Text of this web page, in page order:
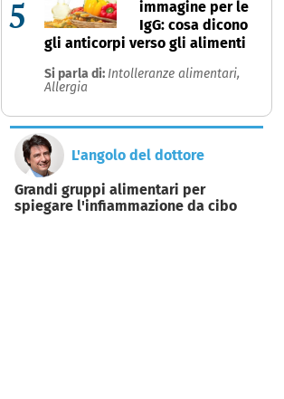
5
immagine per le
IgG: cosa dicono
gli anticorpi verso gli alimenti
Si parla di: Intolleranze alimentari,
Allergia
L'angolo del dottore
Grandi gruppi alimentari per
spiegare l'infiammazione da cibo